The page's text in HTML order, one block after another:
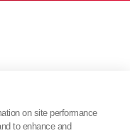
on site performance
to enhance and